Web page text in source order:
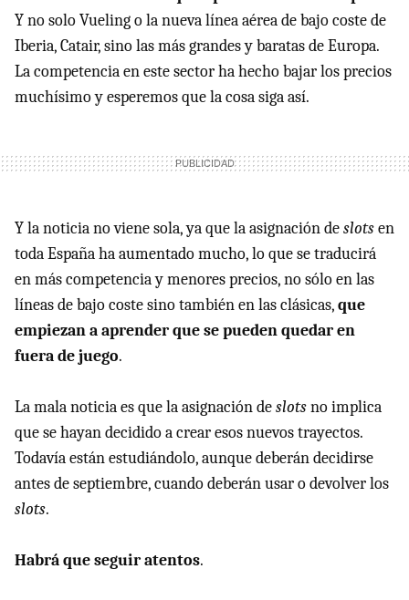
Y no solo Vueling o la nueva línea aérea de bajo coste de
Iberia, Catair, sino las más grandes y baratas de Europa.
La competencia en este sector ha hecho bajar los precios
muchísimo y esperemos que la cosa siga así.
Y la noticia no viene sola, ya que la asignación deslotsen
toda España ha aumentado mucho, lo que se traducirá
en más competencia y menores precios, no sólo en las
líneas de bajo coste sino también en las clásicas,que
empiezan a aprender que se pueden quedar en
fuera de juego.
La mala noticia es que la asignación deslotsno implica
que se hayan decidido a crear esos nuevos trayectos.
Todavía están estudiándolo, aunque deberán decidirse
antes de septiembre, cuando deberán usar o devolver los
slots.
Habrá que seguir atentos.